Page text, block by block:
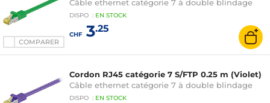
COMPARER
Câble ethernet catégorie 7 à double blindage
DISPO : EN STOCK
CHF3.25
Cordon RJ45 catégorie 7 S/FTP 0.25 m (Violet)
Câble ethernet catégorie 7 à double blindage
DISPO : EN STOCK